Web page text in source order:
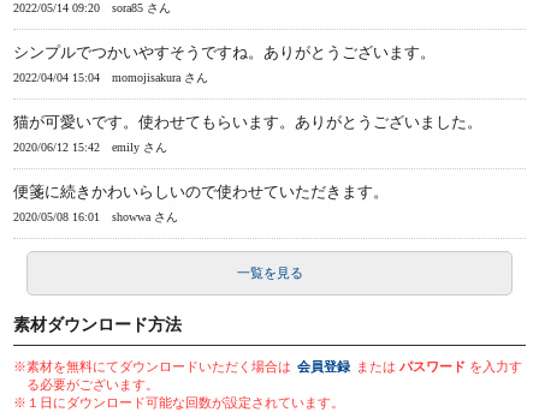
2022/05/14 09:20 sora85 さん
シンプルでつかいやすそうですね。ありがとうございます。
2022/04/04 15:04 momojisakura さん
猫が可愛いです。使わせてもらいます。ありがとうございました。
2020/06/12 15:42 emily さん
便箋に続きかわいらしいので使わせていただきます。
2020/05/08 16:01 showwa さん
一覧を見る
素材ダウンロード方法
※素材を無料にてダウンロードいただく場合は 会員登録 またはパスワード を入力す
る必要がございます。
※１日にダウンロード可能な回数が設定されています。